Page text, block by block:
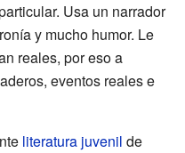
Usa un narrador
y mucho humor. Le
reales, por eso a
eventos reales e
literatura juvenil de